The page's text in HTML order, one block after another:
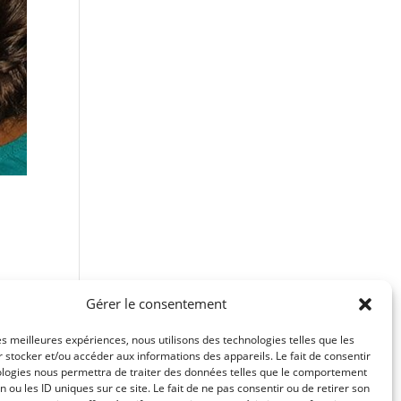
Gérer le consentement
meilleures expériences, nous utilisons des technologies telles que les
stocker et/ou accéder aux informations des appareils. Le fait de consentir
nous permettra de traiter des données telles que le comportement
ou les ID uniques sur ce site. Le fait de ne pas consentir ou de retirer son